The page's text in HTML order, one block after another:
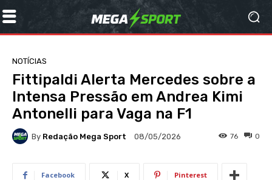
NOTÍCIAS
Fittipaldi Alerta Mercedes sobre a
Intensa Pressão em Andrea Kimi
Antonelli para Vaga na F1
By Redação Mega Sport 08/05/2026 0
76
Facebook X Pinterest